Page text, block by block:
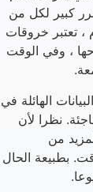
كبير لكل من
، تعتبر خروقات
، وفي الوقت
الهائلة في
نظرا لأن
من
بطبيعة الحال